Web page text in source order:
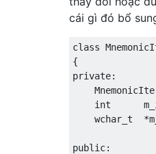
void
}
};
cái gì đó bổ
class
{
private:
int
wchar_t
*
public: